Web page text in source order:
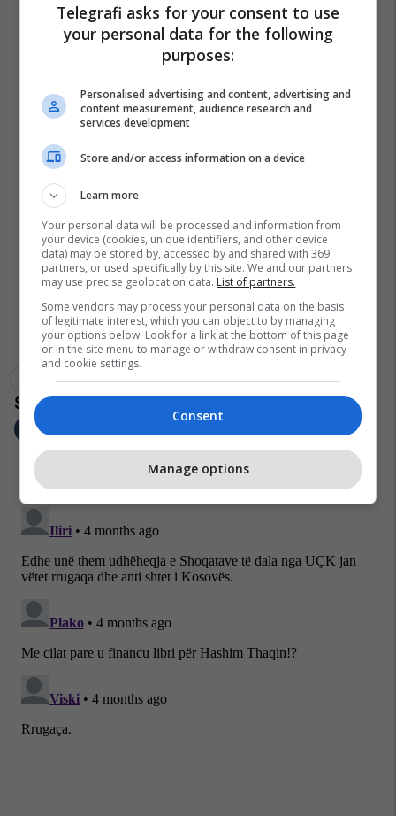
Ovl E Uçk-Së Masakrat Në Kosovë Protestë
Telegrafi asks for your consent to use
your personal data for the following
purposes:
Personalised advertising and content, advertising and
content measurement, audience research and
services development
Store and/or access information on a device
Learn more
Your personal data will be processed and information from
your device (cookies, unique identifiers, and other device
data) may be stored by, accessed by and shared with 369
partners, or used specifically by this site. We and our partners
may use precise geolocation data. List of partners.
Some vendors may process your personal data on the basis
of legitimate interest, which you can object to by managing
your options below. Look for a link at the bottom of this page
or in the site menu to manage or withdraw consent in privacy
and cookie settings.
Consent
Manage options